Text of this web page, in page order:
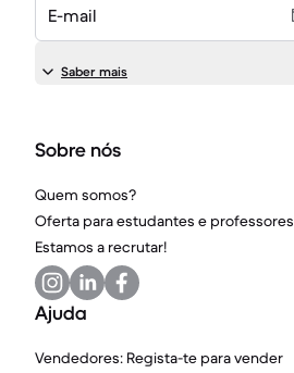
E-mail
Saber mais
Sobre nós
Quem somos?
Oferta para estudantes e professores
Estamos a recrutar!
Ajuda
Vendedores: Regista-te para vender